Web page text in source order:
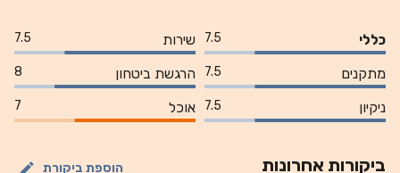
כללי 7.5 שירות 7.5
מתקנים 7.5 הרגשת ביטחון 8
ניקיון 7.5 אוכל 7
ביקורות אחרונות הוספת ביקורת